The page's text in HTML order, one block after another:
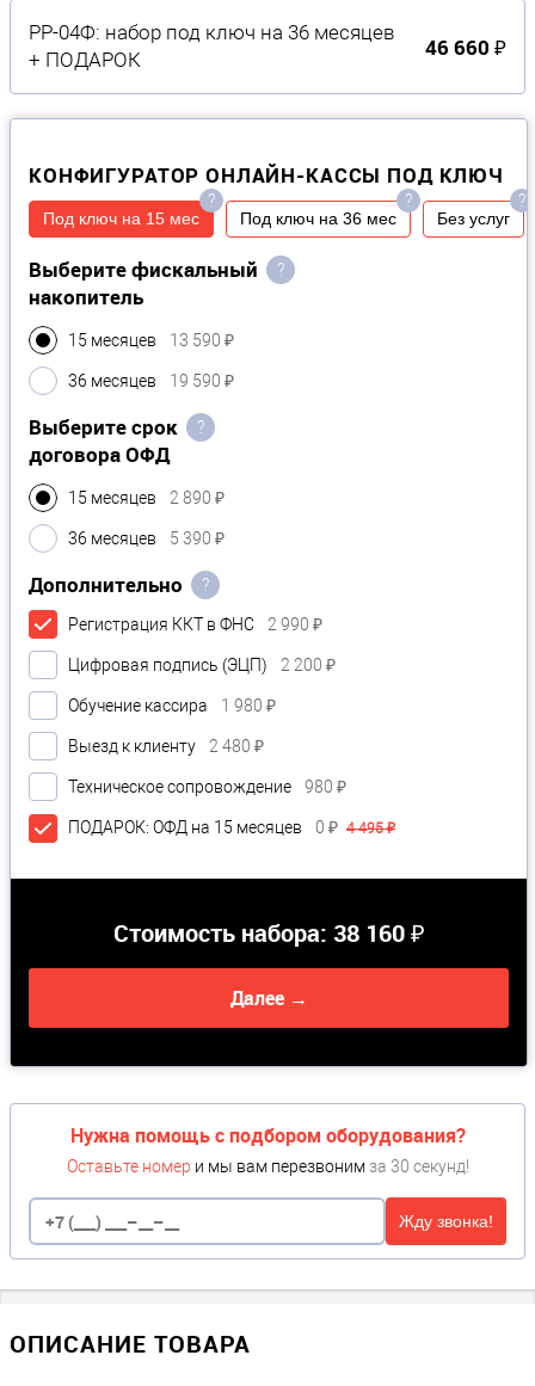
РР-04Ф: набор под ключ на 36 месяцев
+ ПОДАРОК
46 660 ₽
КОНФИГУРАТОР ОНЛАЙН-КАССЫ ПОД КЛЮЧ
?
Под ключ на 15 мес
?
Под ключ на 36 мес
?
Без услуг
?
Выберите фискальный
накопитель
15 месяцев 13 590 ₽
36 месяцев 19 590 ₽
?
Выберите срок
договора ОФД
15 месяцев 2 890 ₽
36 месяцев 5 390 ₽
?
Дополнительно
Регистрация ККТ в ФНС 2 990 ₽
Цифровая подпись (ЭЦП) 2 200 ₽
Обучение кассира 1 980 ₽
Выезд к клиенту 2 480 ₽
Техническое сопровождение 980 ₽
ПОДАРОК: ОФД на 15 месяцев 0 ₽ 4 495 ₽
Стоимость набора: 38 160 ₽
Далее →
Нужна помощь с подбором оборудования?
Оставьте номер и мы вам перезвоним за 30 секунд!
Жду звонка!
ОПИСАНИЕ ТОВАРА